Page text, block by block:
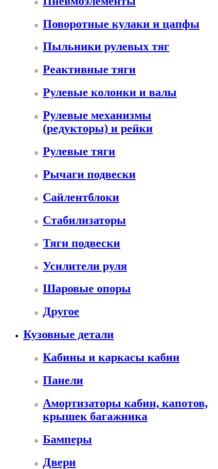
Поворотные кулаки и цапфы
Пыльники рулевых тяг
Реактивные тяги
Рулевые колонки и валы
Рулевые механизмы
(редукторы) и рейки
Рулевые тяги
Рычаги подвески
Сайлентблоки
Стабилизаторы
Тяги подвески
Усилители руля
Шаровые опоры
Другое
Кузовные детали
Кабины и каркасы кабин
Панели
Амортизаторы кабин, капотов,
крышек багажника
Бамперы
Двери